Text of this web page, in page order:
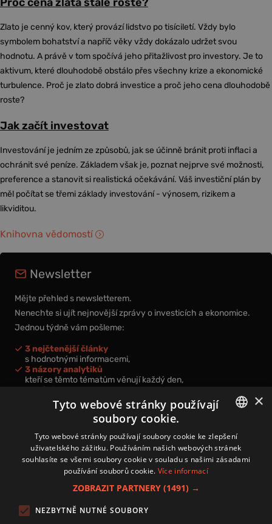
Zlato je cenný kov, který provází lidstvo po tisíciletí. Vždy bylo
symbolem bohatství a napříč věky vždy dokázalo udržet svou
hodnotu. A právě v tom spočívá jeho přitažlivost pro investory. Je to
aktivum, které dlouhodobě obstálo přes všechny krize a ekonomické
turbulence. Proč je zlato dobrá investice a proč jeho cena dlouhodobě
roste?
Jak začít investovat
Investování je jedním ze způsobů, jak se účinně bránit proti inflaci a
ochránit své peníze. Základem však je, poznat nejprve své možnosti,
preference a stanovit si realistická očekávání. Váš investiční plán by
měl počítat se třemi základy investování - výnosem, rizikem a
likviditou.
Knihovna vědomostí
Newsletter
Mějte přehled s newsletterem.
Nenechte si ujít nejnovější zprávy o investicích a ekonomice.
Jednou týdně vám pošleme:
3 nejčtenější články
s hodnotnými informacemi,
3 názory analytiků
kteří se těmto tématům věnují každý den,
nová videa a podcasty
k prohloubení vašich znalostí.
Přihlášením k newsletteru vyjadřujete svůj souhlas spodmínkami
zpracování osobních údajů.
Zásady používání souborů cookies
CZECH
×
Tyto webové stránky používají
soubory cookie.
Tyto webové stránky používají soubory cookie ke zlepšení
uživatelského zážitku. Používáním našich webových stránek
souhlasíte se všemi soubory cookie v souladu s našimi zásadami
používání souborů cookie. Více informací
ZOBRAZIT PARTNERY (1491) →
NEZBYTNĚ NUTNÉ SOUBORY